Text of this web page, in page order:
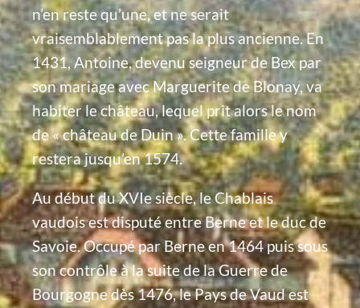
n’en reste qu’une, et ne serait
vraisemblablement pas la plus ancienne. En
1431, Antoine, devenu seigneur de Bex par
son mariage avec Marguerite de Blonay, va
habiter le château, lequel prit alors le nom
de « château de Duin ». Cette famille y
restera jusqu’en 1574.
Au début du XVIe siècle, le Chablais
vaudois est disputé entre Berne et le duc de
Savoie. Occupé par Berne en 1464 puis sous
son contrôle à la suite de la Guerre de
Bourgogne dès 1476, le Pays de Vaud est